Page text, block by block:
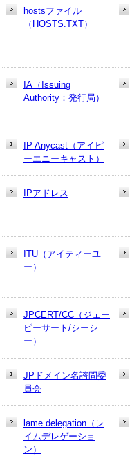
hostsファイル
（HOSTS.TXT）
IA（Issuing
Authority：発行局）
IP Anycast（アイピ
ーエニーキャスト）
IPアドレス
ITU（アイティーユ
ー）
JPCERT/CC（ジェー
ピーサート/シーシ
ー）
JPドメイン名諮問委
員会
lame delegation（レ
イムデレゲーショ
ン）